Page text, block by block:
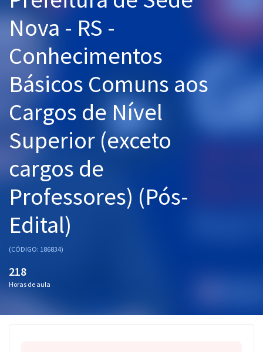
Graduação
OAB
Mentorias
Questões grátis
Conteúdo gratuito
Blog
Aprovados
Atendimento
Nova - RS -
Conhecimentos
Básicos Comuns aos
Cargos de Nível
Superior (exceto
cargos de
Professores) (Pós-
Edital)
(CÓDIGO: 186834)
218
Horas de aula